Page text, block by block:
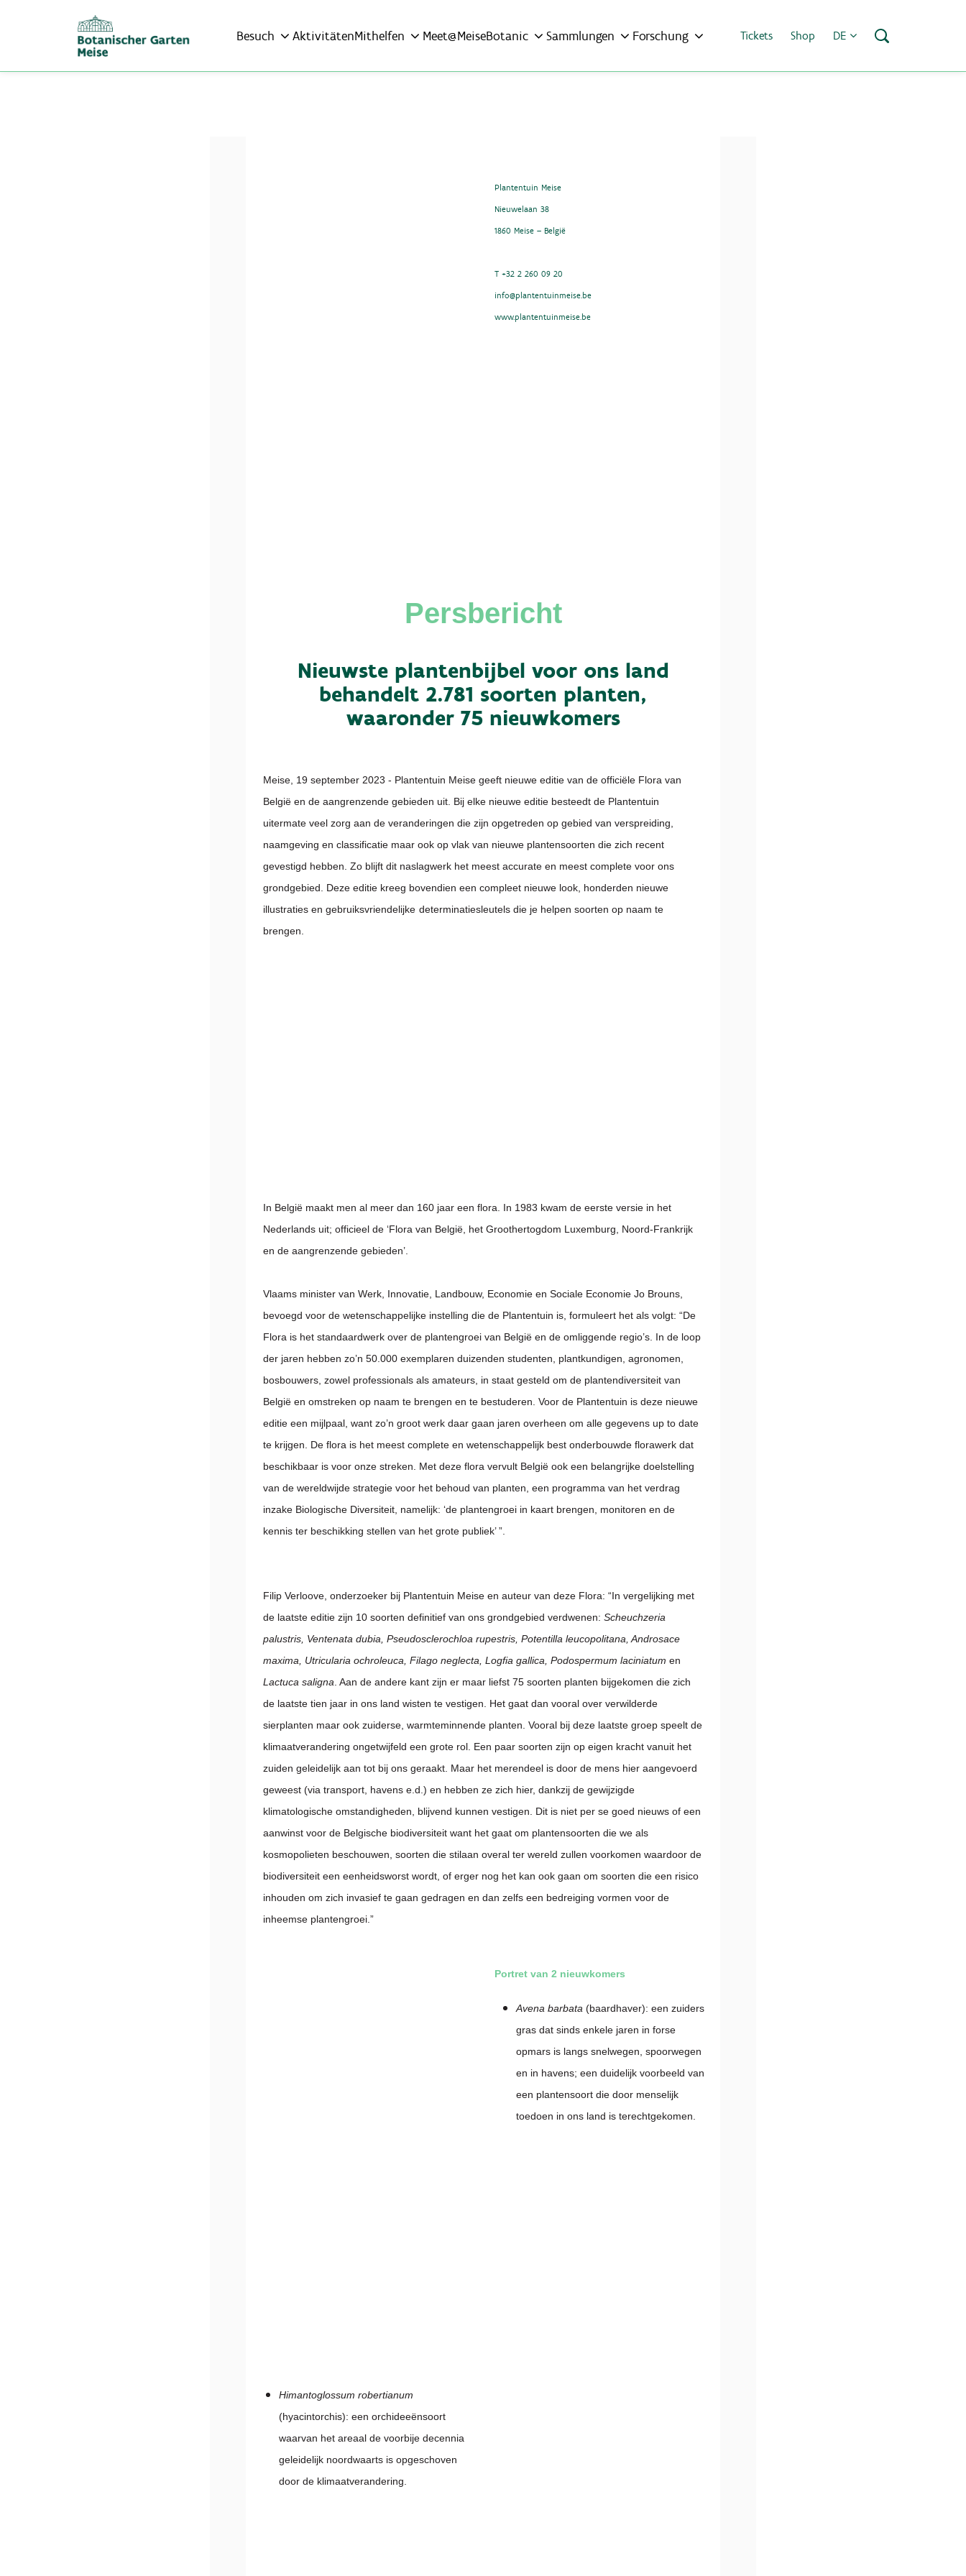
Besuch AktivitätenMithelfen Meet@MeiseBotanic Sammlungen Forschung Tickets Shop DE
Plantentuin Meise
Nieuwelaan 38
1860 Meise – België
T +32 2 260 09 20
info@plantentuinmeise.be
www.plantentuinmeise.be
Persbericht
Nieuwste plantenbijbel voor ons land
behandelt 2.781 soorten planten,
waaronder 75 nieuwkomers
Meise, 19 september 2023 - Plantentuin Meise geeft nieuwe editie van de officiële Flora van
België en de aangrenzende gebieden uit. Bij elke nieuwe editie besteedt de Plantentuin
uitermate veel zorg aan de veranderingen die zijn opgetreden op gebied van verspreiding,
naamgeving en classificatie maar ook op vlak van nieuwe plantensoorten die zich recent
gevestigd hebben. Zo blijft dit naslagwerk het meest accurate en meest complete voor ons
grondgebied. Deze editie kreeg bovendien een compleet nieuwe look, honderden nieuwe
illustraties en gebruiksvriendelijke determinatiesleutels die je helpen soorten op naam te
brengen.
In België maakt men al meer dan 160 jaar een flora. In 1983 kwam de eerste versie in het
Nederlands uit; officieel de ‘Flora van België, het Groothertogdom Luxemburg, Noord-Frankrijk
en de aangrenzende gebieden’.
Vlaams minister van Werk, Innovatie, Landbouw, Economie en Sociale Economie Jo Brouns,
bevoegd voor de wetenschappelijke instelling die de Plantentuin is, formuleert het als volgt: “De
Flora is het standaardwerk over de plantengroei van België en de omliggende regio’s. In de loop
der jaren hebben zo’n 50.000 exemplaren duizenden studenten, plantkundigen, agronomen,
bosbouwers, zowel professionals als amateurs, in staat gesteld om de plantendiversiteit van
België en omstreken op naam te brengen en te bestuderen. Voor de Plantentuin is deze nieuwe
editie een mijlpaal, want zo’n groot werk daar gaan jaren overheen om alle gegevens up to date
te krijgen. De flora is het meest complete en wetenschappelijk best onderbouwde florawerk dat
beschikbaar is voor onze streken. Met deze flora vervult België ook een belangrijke doelstelling
van de wereldwijde strategie voor het behoud van planten, een programma van het verdrag
inzake Biologische Diversiteit, namelijk: ‘de plantengroei in kaart brengen, monitoren en de
kennis ter beschikking stellen van het grote publiek’ ”.
Filip Verloove, onderzoeker bij Plantentuin Meise en auteur van deze Flora: “In vergelijking met
de laatste editie zijn 10 soorten definitief van ons grondgebied verdwenen: Scheuchzeria
palustris, Ventenata dubia, Pseudosclerochloa rupestris, Potentilla leucopolitana, Androsace
maxima, Utricularia ochroleuca, Filago neglecta, Logfia gallica, Podospermum laciniatum en
Lactuca saligna . Aan de andere kant zijn er maar liefst 75 soorten planten bijgekomen die zich
de laatste tien jaar in ons land wisten te vestigen. Het gaat dan vooral over verwilderde
sierplanten maar ook zuiderse, warmteminnende planten. Vooral bij deze laatste groep speelt de
klimaatverandering ongetwijfeld een grote rol. Een paar soorten zijn op eigen kracht vanuit het
zuiden geleidelijk aan tot bij ons geraakt. Maar het merendeel is door de mens hier aangevoerd
geweest (via transport, havens e.d.) en hebben ze zich hier, dankzij de gewijzigde
klimatologische omstandigheden, blijvend kunnen vestigen. Dit is niet per se goed nieuws of een
aanwinst voor de Belgische biodiversiteit want het gaat om plantensoorten die we als
kosmopolieten beschouwen, soorten die stilaan overal ter wereld zullen voorkomen waardoor de
biodiversiteit een eenheidsworst wordt, of erger nog het kan ook gaan om soorten die een risico
inhouden om zich invasief te gaan gedragen en dan zelfs een bedreiging vormen voor de
inheemse plantengroei.”
Portret van 2 nieuwkomers
Avena barbata (baardhaver): een zuiders
gras dat sinds enkele jaren in forse
opmars is langs snelwegen, spoorwegen
en in havens; een duidelijk voorbeeld van
een plantensoort die door menselijk
toedoen in ons land is terechtgekomen.
Himantoglossum robertianum
(hyacintorchis): een orchideeënsoort
waarvan het areaal de voorbije decennia
geleidelijk noordwaarts is opgeschoven
door de klimaatverandering.